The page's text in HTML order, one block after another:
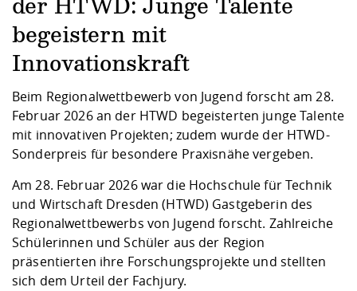
und Physik
Digitales Lernen
Fremdsprachen
Studentenwerk
Angebote der
Arbeit
Career Service
Formulare und
Internationale
Kooperationen
Klimaschutz &
Informatik/
Maschinenbau
Angebote für Unternehmen
Kontakt und Anfahrt
Qualitätssicherung
der HTWD: Junge Talente
begeistern mit
Innovationskraft
Beim Regionalwettbewerb von Jugend forscht am 28.
Februar 2026 an der HTWD begeisterten junge Talente
mit innovativen Projekten; zudem wurde der HTWD-
Sonderpreis für besondere Praxisnähe vergeben.
Am 28. Februar 2026 war die Hochschule für Technik
und Wirtschaft Dresden (HTWD) Gastgeberin des
Regionalwettbewerbs von Jugend forscht. Zahlreiche
Schülerinnen und Schüler aus der Region
präsentierten ihre Forschungsprojekte und stellten
sich dem Urteil der Fachjury.